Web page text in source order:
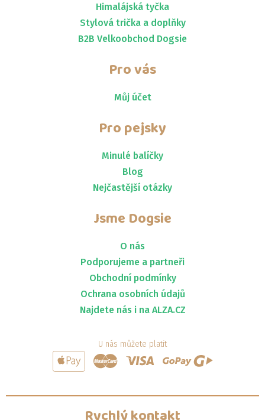
Himalájská tyčka
Stylová trička a doplňky
B2B Velkoobchod Dogsie
Pro vás
Můj účet
Pro pejsky
Minulé balíčky
Blog
Nejčastější otázky
Jsme Dogsie
O nás
Podporujeme a partneři
Obchodní podmínky
Ochrana osobních údajů
Najdete nás i na ALZA.CZ
U nás můžete platit